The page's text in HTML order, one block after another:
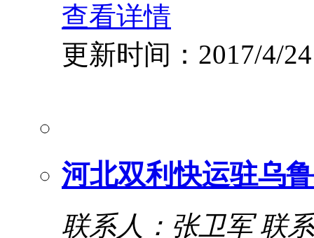
查看详情
更新时间：2017/4/24
河北双利快运驻乌
联系人：张卫军 联